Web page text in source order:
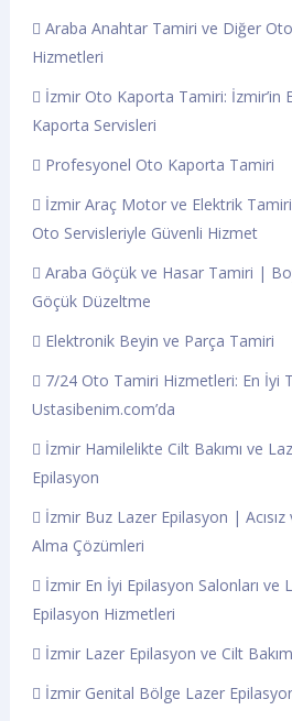
Araba Anahtar Tamiri ve Diğer
Hizmetleri
İzmir Oto Kaporta Tamiri: İzmir’in
Kaporta Servisleri
Profesyonel Oto Kaporta Tamiri
İzmir Araç Motor ve Elektrik
Oto Servisleriyle Güvenli Hizmet
Araba Göçük ve Hasar Tamiri |
Göçük Düzeltme
Elektronik Beyin ve Parça Tamiri
7/24 Oto Tamiri Hizmetleri: En İyi
Ustasibenim.com’da
İzmir Hamilelikte Cilt Bakımı ve
Epilasyon
İzmir Buz Lazer Epilasyon | Acısız
Alma Çözümleri
İzmir En İyi Epilasyon Salonları ve
Epilasyon Hizmetleri
İzmir Lazer Epilasyon ve Cilt
İzmir Genital Bölge Lazer